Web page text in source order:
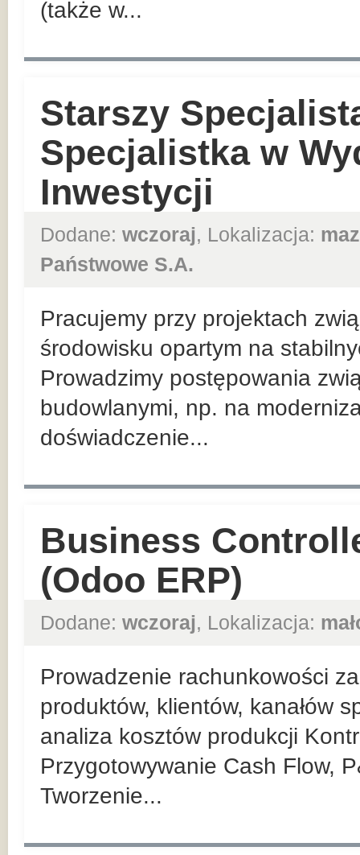
(także w...
Starszy
Specjalistka w
Inwestycji
Dodane: wczoraj, Lokalizacja:
Państwowe S.A.
Pracujemy przy projektach
środowisku opartym na
Prowadzimy postępowania
budowlanymi, np. na
doświadczenie...
Business
(Odoo ERP)
Dodane: wczoraj, Lokalizacja:
Prowadzenie rachunkowości
produktów, klientów, kanałów
analiza kosztów produkcji
Przygotowywanie Cash Flow,
Tworzenie...